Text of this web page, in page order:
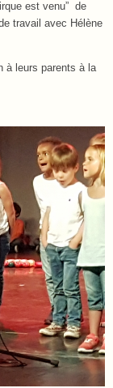
est venu” de
travail avec Hélène
à leurs parents à la